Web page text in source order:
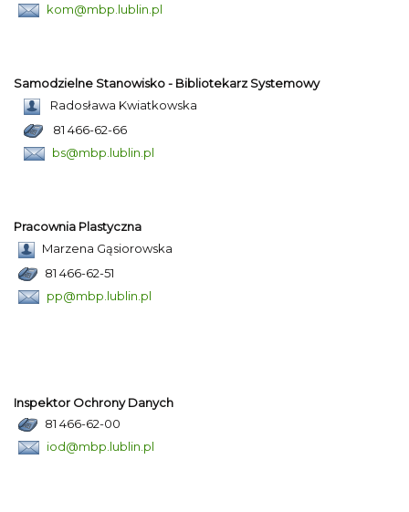
kom@mbp.lublin.pl
Samodzielne Stanowisko - Bibliotekarz Systemowy
Radosława Kwiatkowska
81 466-62-66
bs@mbp.lublin.pl
Pracownia Plastyczna
Marzena Gąsiorowska
81 466-62-51
pp@mbp.lublin.pl
Inspektor Ochrony Danych
81 466-62-00
iod@mbp.lublin.pl